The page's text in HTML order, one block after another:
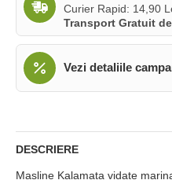
Curier Rapid: 14,90
Transport Gratuit
Vezi detaliile
DESCRIERE
Masline Kalamata vidate